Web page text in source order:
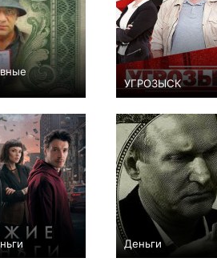
40
УГРОЗЫСК
−5 24
10 1360
Деньги
+2 2